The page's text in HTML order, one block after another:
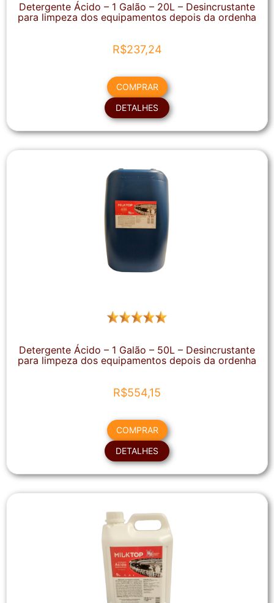
Detergente Ácido – 1 Galão – 20L – Desincrustante
para limpeza dos equipamentos depois da ordenha
R$237,24
COMPRAR
DETALHES
Detergente Ácido – 1 Galão – 50L – Desincrustante
para limpeza dos equipamentos depois da ordenha
R$554,15
COMPRAR
DETALHES